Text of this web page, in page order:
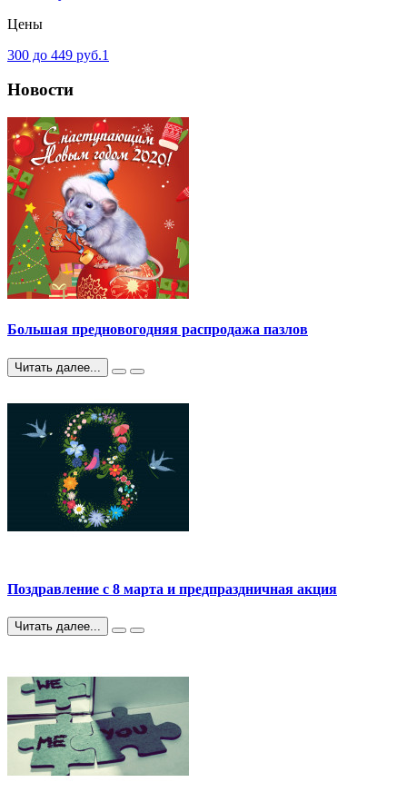
Цены
300 до 449 руб.1
Новости
Большая предновогодняя распродажа пазлов
Читать далее...
Поздравление с 8 марта и предпраздничная акция
Читать далее...